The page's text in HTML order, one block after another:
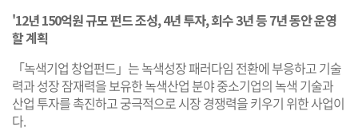
'12년 150억원 규모 펀드 조성, 4년 투자, 회수 3년 등 7년 동안 운영
할 계획
「녹색기업 창업펀드」는 녹색성장 패러다임 전환에 부응하고 기술
력과 성장 잠재력을 보유한 녹색산업 분야 중소기업의 녹색 기술과
산업 투자를 촉진하고 궁극적으로 시장 경쟁력을 키우기 위한 사업이
다.